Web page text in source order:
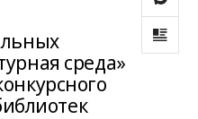
среда»